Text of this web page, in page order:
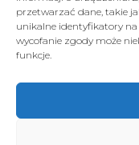
przetwarzać dane, takie
unikalne identyfikatory
wycofanie zgody może
funkcje.